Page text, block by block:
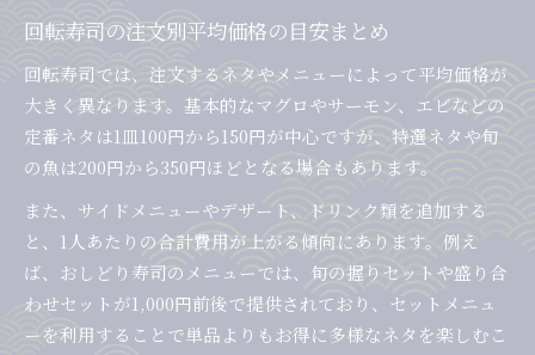
回転寿司の注文別平均価格の目安まとめ
回転寿司では、注文するネタやメニューによって平均価格が
大きく異なります。基本的なマグロやサーモン、エビなどの
定番ネタは1皿100円から150円が中心ですが、特選ネタや旬
の魚は200円から350円ほどとなる場合もあります。
また、サイドメニューやデザート、ドリンク類を追加する
と、1人あたりの合計費用が上がる傾向にあります。例え
ば、おしどり寿司のメニューでは、旬の握りセットや盛り合
わせセットが1,000円前後で提供されており、セットメニュ
ーを利用することで単品よりもお得に多様なネタを楽しむこ